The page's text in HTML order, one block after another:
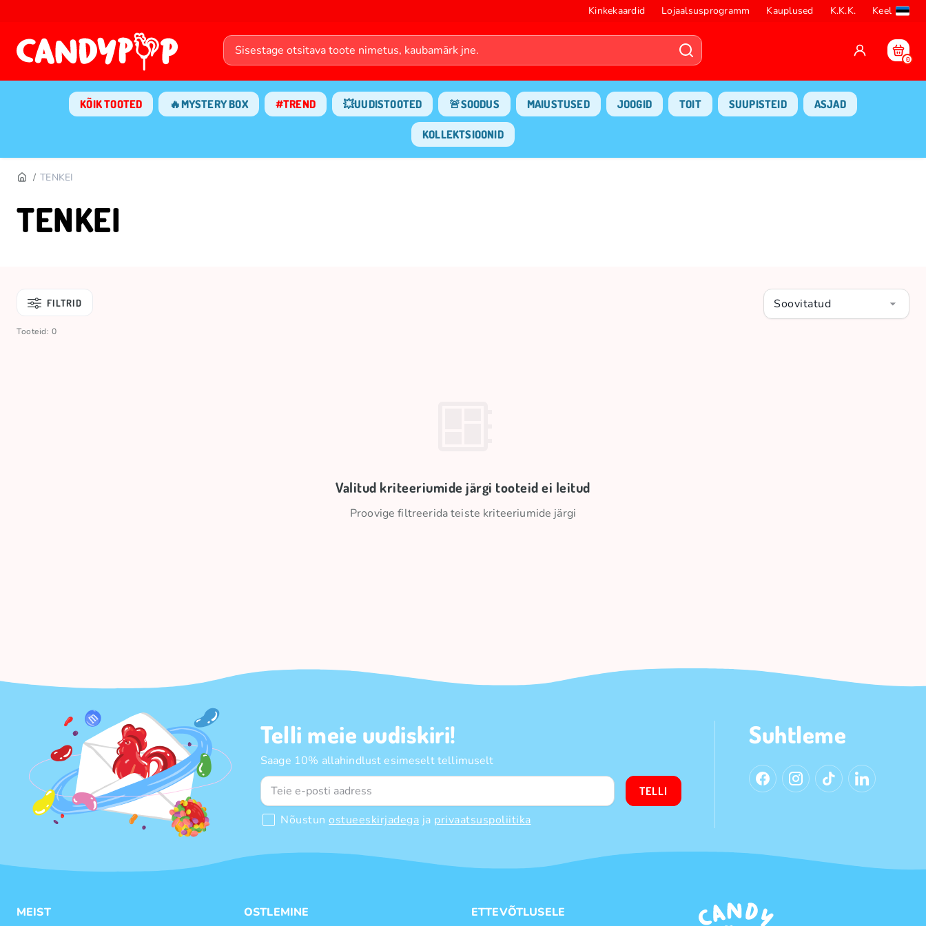
Kinkekaardid Lojaalsusprogramm Kauplused K.K.K. Keel
0
KÕIK TOOTED 🔥MYSTERY BOX #TREND 💥UUDISTOOTED 🚨SOODUS MAIUSTUSED JOOGID TOIT SUUPISTEID ASJAD
KOLLEKTSIOONID
TENKEI
TENKEI
FILTRID Soovitatud
Tooteid: 0
Valitud kriteeriumide järgi tooteid ei leitud
Proovige filtreerida teiste kriteeriumide järgi
Telli meie uudiskiri!
Saage 10% allahindlust esimeselt tellimuselt
Nõustun ostueeskirjadega ja privaatsuspoliitika
TELLI
Suhtleme
MEIST OSTLEMINE ETTEVÕTLUSELE